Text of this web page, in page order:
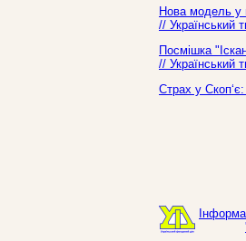
Нова модель у
//
Посмішка
//
Страх у